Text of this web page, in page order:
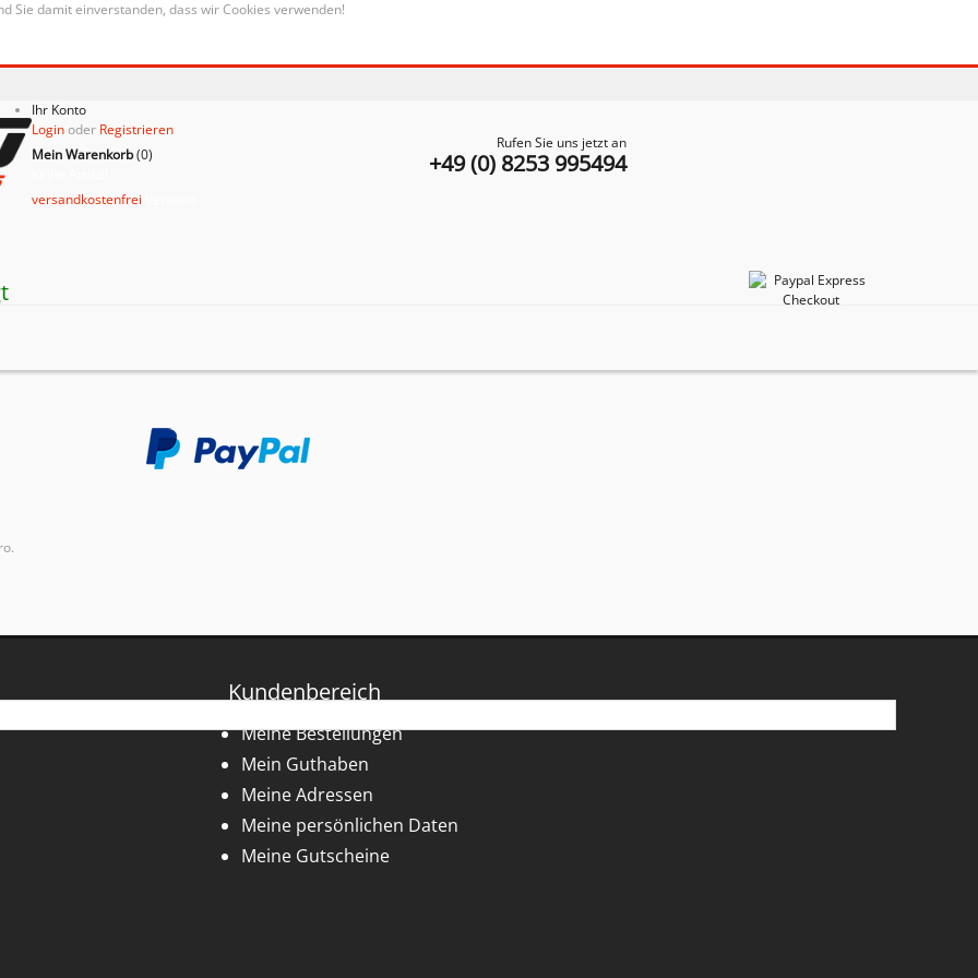
Sie damit einverstanden, dass wir Cookies verwenden!
Rufen Sie uns jetzt an
+49 (0) 8253 995494
Ihr Konto
Loginoder Registrieren
Mein Warenkorb(0)
versandkostenfrei
Kundenbereich
Meine Bestellungen
Mein Guthaben
Meine Adressen
Meine persönlichen Daten
Meine Gutscheine